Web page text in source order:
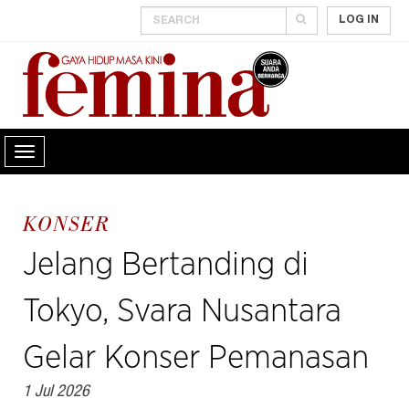
LOG IN
KONSER
Jelang Bertanding di
Tokyo, Svara Nusantara
Gelar Konser Pemanasan
1 Jul 2026